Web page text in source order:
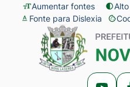
Seção
de
atalhos
Ir
para
conteúdo
Aumentar fontes
Fonte para Dislexia
Seção
menu